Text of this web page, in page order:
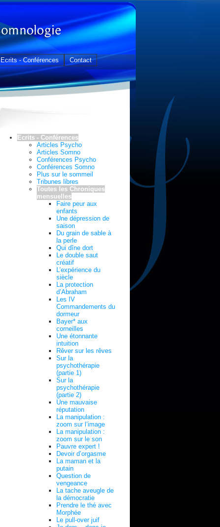
Ecrits - Conférences Contact
Ecrits - Conférences
Articles Psycho
Articles Somno
Conférences Psycho
Conférences Somno
Plus sur le sommeil
Tribunes libres
Toutes les Chroniques
mensuelles
Faire peur aux
enfants
Une dépression de
saison
Du grain de sable à
la perle
Qui dîne dort
Le double saut
créatif
L’expérience du
siècle
La protection
d’Abraham
Les IV
Commandements du
dormeur
Bayer* aux
corneilles
Une étonnante
intuition
Rêver sur les rêves
Sur la
psychothérapie
(partie 1)
Sur la
psychothérapie
(partie 2)
Une mauvaise
réputation
La manipulation :
zoom sur l’image
La manipulation :
zoom sur le son
Pauvre expert !
Devoir d’orgasme
La maman et la
putain
Question de
vengeance
La tache aveugle de
la démocratie
Prendre le thé avec
Morphée
Le pull-over juif